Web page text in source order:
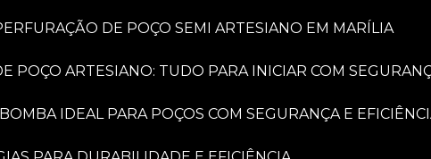
DE POÇO SEMI ARTESIANO EM MARÍLIA
POÇO ARTESIANO: TUDO PARA INICIAR COM
IDEAL PARA POÇOS COM SEGURANÇA E